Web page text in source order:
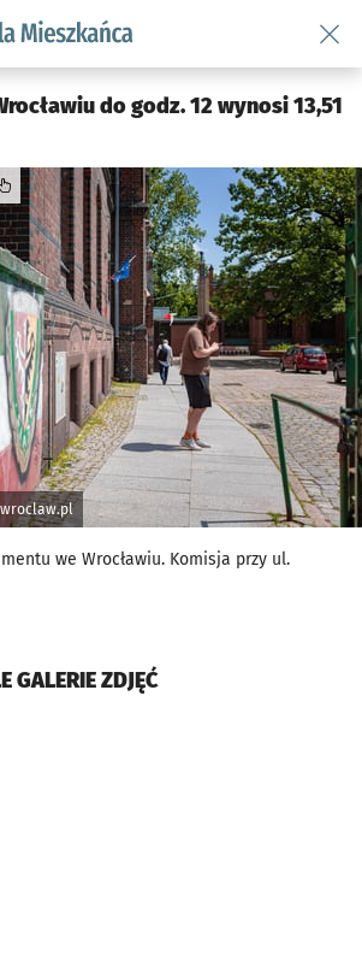
wroclaw.pl podserwis: Dla mieszkańca
do godz. 12 wynosi 13,51
we Wrocławiu. Komisja przy ul.
GALERIE ZDJĘĆ